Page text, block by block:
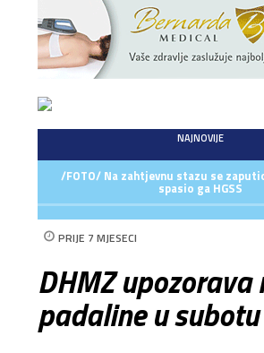
NAJNOVIJE
/FOTO/ Na zahtjevnu stazu se
spasio ga HGSS
PRIJE 7 MJESECI
DHMZ upozorava
padaline u subotu